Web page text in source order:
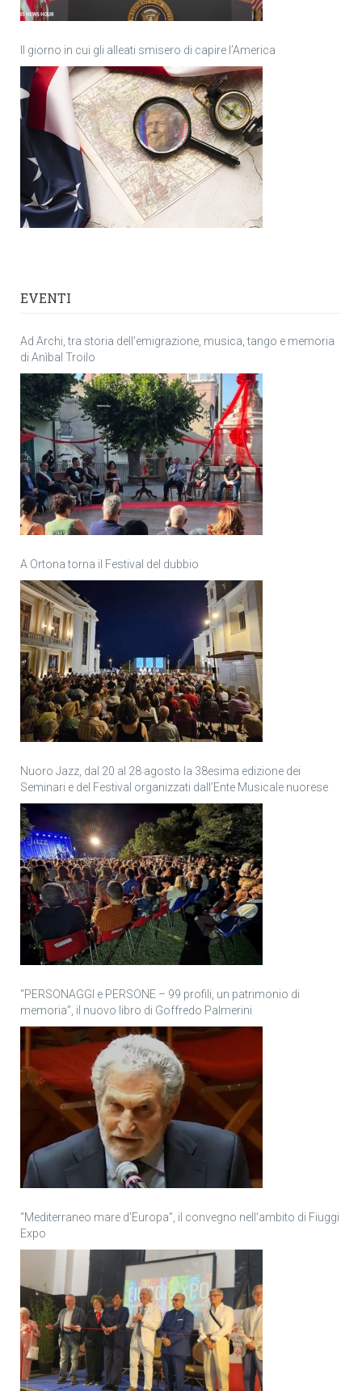
Il giorno in cui gli alleati smisero di capire l’America
EVENTI
Ad Archi, tra storia dell’emigrazione, musica, tango e memoria
di Anìbal Troilo
A Ortona torna il Festival del dubbio
Nuoro Jazz, dal 20 al 28 agosto la 38esima edizione dei
Seminari e del Festival organizzati dall’Ente Musicale nuorese
“PERSONAGGI e PERSONE – 99 profili, un patrimonio di
memoria”, il nuovo libro di Goffredo Palmerini
“Mediterraneo mare d’Europa”, il convegno nell’ambito di Fiuggi
Expo